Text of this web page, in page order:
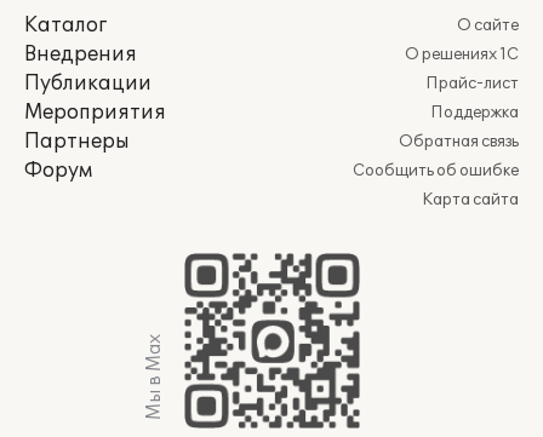
Каталог
Внедрения
Публикации
Мероприятия
Партнеры
Форум
О сайте
О решениях 1С
Прайс-лист
Поддержка
Обратная связь
Сообщить об ошибке
Карта сайта
Мы в Max